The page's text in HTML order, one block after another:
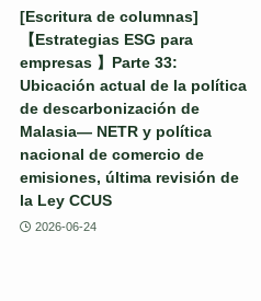
[Escritura de columnas]
【Estrategias ESG para
empresas 】Parte 33:
Ubicación actual de la política
de descarbonización de
Malasia— NETR y política
nacional de comercio de
emisiones, última revisión de
la Ley CCUS
2026-06-24